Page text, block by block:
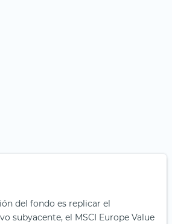
del fondo es replicar el
subyacente, el MSCI Europe Value